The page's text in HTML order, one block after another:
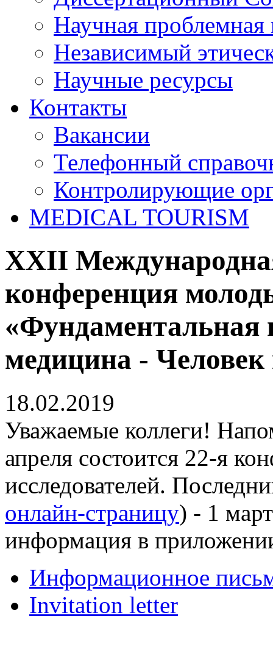
Научная проблемная
Независимый
Научные ресурсы
Контакты
Вакансии
Телефонный
Контролирующие
MEDICAL TOURISM
XXII
конференция
«Фундаментальная
медицина - Человек
18.02.2019
Уважаемые коллеги!
апреля состоится 22-я
исследователей.
онлайн-страницу) - 1
информация в
Информационное
Invitation letter